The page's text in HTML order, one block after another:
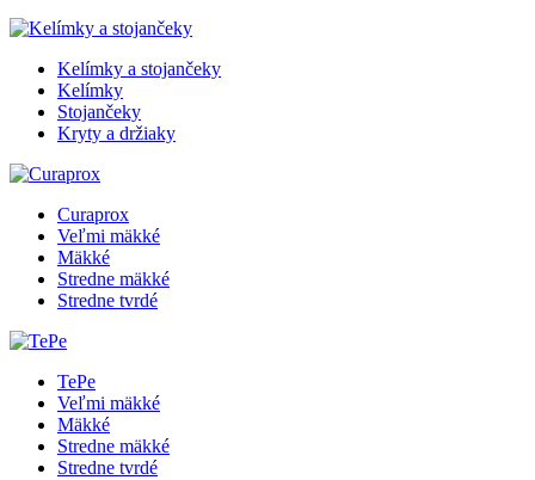
Kelímky a stojančeky
Kelímky
Stojančeky
Kryty a držiaky
Curaprox
Veľmi mäkké
Mäkké
Stredne mäkké
Stredne tvrdé
TePe
Veľmi mäkké
Mäkké
Stredne mäkké
Stredne tvrdé